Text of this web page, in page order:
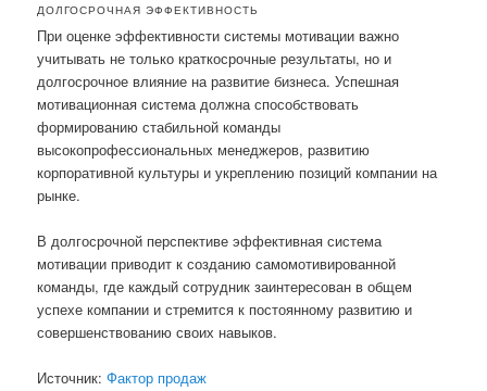
ДОЛГОСРОЧНАЯ ЭФФЕКТИВНОСТЬ
При оценке эффективности системы мотивации важно
учитывать не только краткосрочные результаты, но и
долгосрочное влияние на развитие бизнеса. Успешная
мотивационная система должна способствовать
формированию стабильной команды
высокопрофессиональных менеджеров, развитию
корпоративной культуры и укреплению позиций компании на
рынке.
В долгосрочной перспективе эффективная система
мотивации приводит к созданию самомотивированной
команды, где каждый сотрудник заинтересован в общем
успехе компании и стремится к постоянному развитию и
совершенствованию своих навыков.
Источник:Фактор продаж